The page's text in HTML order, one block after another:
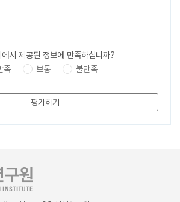
서 제공된 정보에 만족하십니까?
족 보통
불만족
평가하기